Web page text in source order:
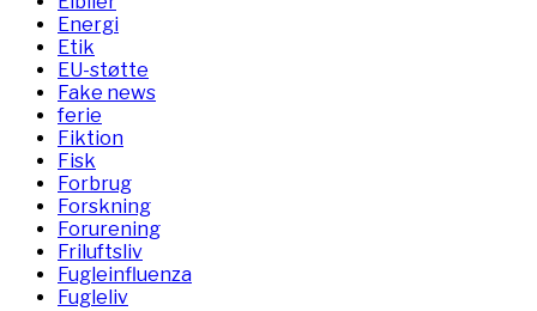
Energi
Etik
EU-støtte
Fake news
ferie
Fiktion
Fisk
Forbrug
Forskning
Forurening
Friluftsliv
Fugleinfluenza
Fugleliv